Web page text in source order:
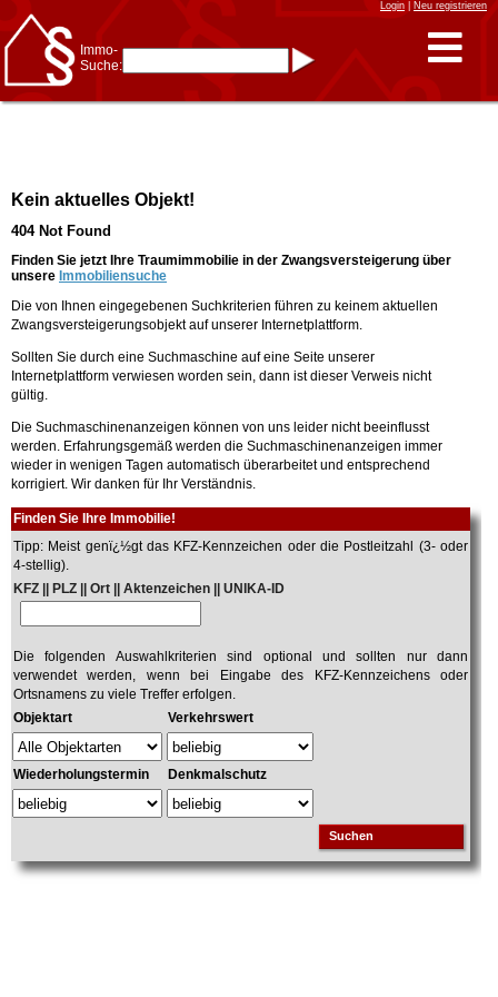
Login| Neu registrieren
Immo-
Suche:
* Suche verfeinern durch
Kombinieren
Frankfurt/Oder
am Main
Immobiliensuche
nach Kreis
nach Amtsgericht
Kein aktuelles Objekt!
404 Not Found
Finden Sie jetzt Ihre Traumimmobilie in der Zwangsversteigerung über
unsere Immobiliensuche
Die von Ihnen eingegebenen Suchkriterien führen zu keinem aktuellen
Zwangsversteigerungsobjekt auf unserer Internetplattform.
Sollten Sie durch eine Suchmaschine auf eine Seite unserer
Internetplattform verwiesen worden sein, dann ist dieser Verweis nicht
gültig.
Die Suchmaschinenanzeigen können von uns leider nicht beeinflusst
werden. Erfahrungsgemäß werden die Suchmaschinenanzeigen immer
wieder in wenigen Tagen automatisch überarbeitet und entsprechend
korrigiert. Wir danken für Ihr Verständnis.
Finden Sie Ihre Immobilie!
Tipp: Meist genï¿½gt das KFZ-Kennzeichen oder die Postleitzahl (3- oder
4-stellig).
KFZ || PLZ || Ort || Aktenzeichen || UNIKA-ID
Die folgenden Auswahlkriterien sind optional und sollten nur dann
verwendet werden, wenn bei Eingabe des KFZ-Kennzeichens oder
Ortsnamens zu viele Treffer erfolgen.
Objektart
Verkehrswert
Wiederholungstermin Denkmalschutz
Suchen